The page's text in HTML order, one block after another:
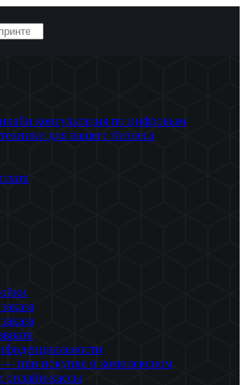
консультация по цифровым
для вашего бизнеса
при покупке и комплексном
онлайн-кассы